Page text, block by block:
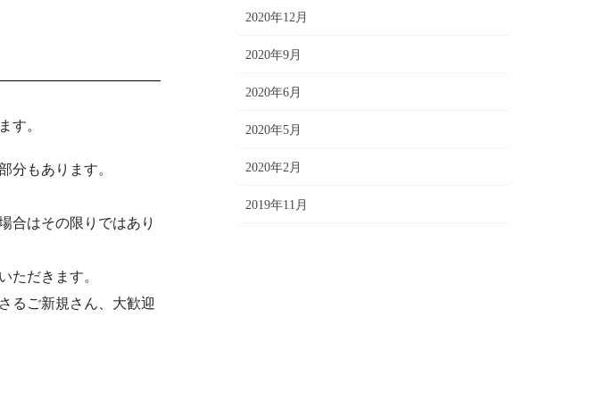
す。
分もあります。
合はその限りではあり
ただきます。
るご新規さん、大歓迎
2020年12月
2020年9月
2020年6月
2020年5月
2020年2月
2019年11月